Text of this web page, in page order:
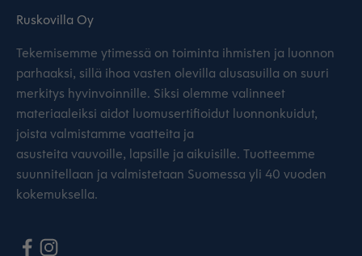
Ruskovilla Oy
Tekemisemme ytimessä on toiminta ihmisten ja luonnon
parhaaksi, sillä ihoa vasten olevilla alusasuilla on suuri
merkitys hyvinvoinnille. Siksi olemme valinneet
materiaaleiksi aidot luomusertifioidut luonnonkuidut,
joista valmistamme vaatteita ja
asusteita vauvoille, lapsille ja aikuisille. Tuotteemme
suunnitellaan ja valmistetaan Suomessa yli 40 vuoden
kokemuksella.